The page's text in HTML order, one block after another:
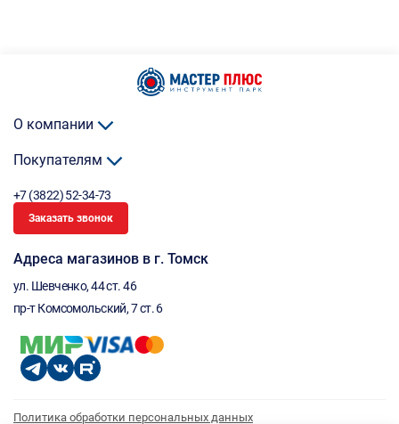
О компании
Покупателям
+7 (3822) 52-34-73
Заказать звонок
Адреса магазинов в г. Томск
ул. Шевченко, 44 ст. 46
пр-т Комсомольский, 7 ст. 6
Политика обработки персональных данных